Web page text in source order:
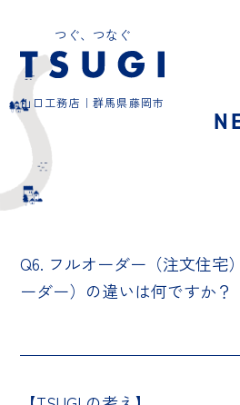
つぐ、つなぐ
山口工務店｜群馬県藤岡市
Q6. フルオーダー（注文住宅
ーダー）の違いは何ですか？